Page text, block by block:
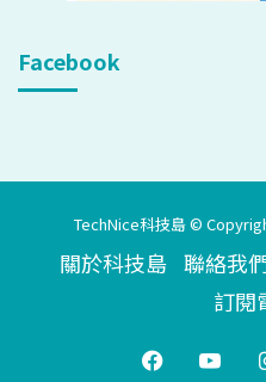
Facebook
TechNice科技島 ©
關於科技島 聯絡我
訂閱